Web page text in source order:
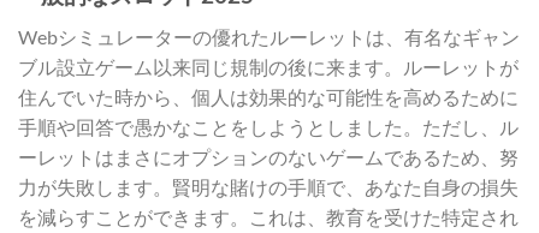
Webシミュレーターの優れたルーレットは、有名なギャン
ブル設立ゲーム以来同じ規制の後に来ます。ルーレットが
住んでいた時から、個人は効果的な可能性を高めるために
手順や回答で愚かなことをしようとしました。ただし、ル
ーレットはまさにオプションのないゲームであるため、努
力が失敗します。賢明な賭けの手順で、あなた自身の損失
を減らすことができます。これは、教育を受けた特定され